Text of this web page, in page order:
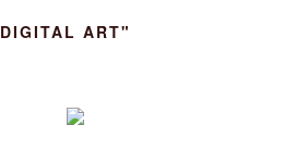
ART"